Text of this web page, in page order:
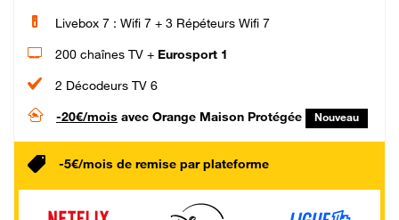
Livebox 7 : Wifi 7 + 3 Répéteurs Wifi 7
200 chaînes TV + Eurosport 1
2 Décodeurs TV 6
-20€/mois avec Orange Maison Protégée Nouveau
-5€/mois de remise par plateforme